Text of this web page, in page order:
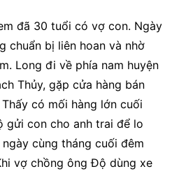
đã 30 tuổi có vợ con. Ngày
chuẩn bị liên hoan và nhờ
Long đi về phía nam huyện
Thủy, gặp cửa hàng bán
có mối hàng lớn cuối
gửi con cho anh trai để lo
cùng tháng cuối đêm
vợ chồng ông Độ dùng xe